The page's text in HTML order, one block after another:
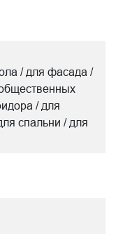
/ для фасада /
/ для
спальни / для